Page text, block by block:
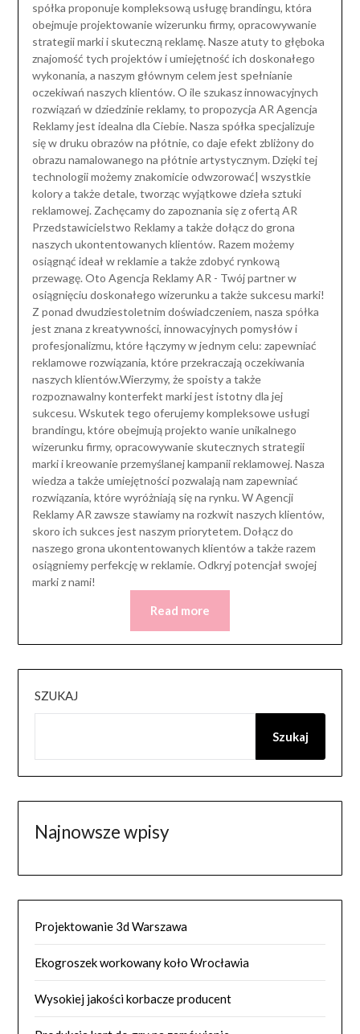
spółka proponuje kompleksową usługę brandingu, która
obejmuje projektowanie wizerunku firmy, opracowywanie
strategii marki i skuteczną reklamę. Nasze atuty to głęboka
znajomość tych projektów i umiejętność ich doskonałego
wykonania, a naszym głównym celem jest spełnianie
oczekiwań naszych klientów. O ile szukasz innowacyjnych
rozwiązań w dziedzinie reklamy, to propozycja AR Agencja
Reklamy jest idealna dla Ciebie. Nasza spółka specjalizuje
się w druku obrazów na płótnie, co daje efekt zbliżony do
obrazu namalowanego na płótnie artystycznym. Dzięki tej
technologii możemy znakomicie odwzorować| wszystkie
kolory a także detale, tworząc wyjątkowe dzieła sztuki
reklamowej. Zachęcamy do zapoznania się z ofertą AR
Przedstawicielstwo Reklamy a także dołącz do grona
naszych ukontentowanych klientów. Razem możemy
osiągnąć ideał w reklamie a także zdobyć rynkową
przewagę. Oto Agencja Reklamy AR - Twój partner w
osiągnięciu doskonałego wizerunku a także sukcesu marki!
Z ponad dwudziestoletnim doświadczeniem, nasza spółka
jest znana z kreatywności, innowacyjnych pomysłów i
profesjonalizmu, które łączymy w jednym celu: zapewniać
reklamowe rozwiązania, które przekraczają oczekiwania
naszych klientów.Wierzymy, że spoisty a także
rozpoznawalny konterfekt marki jest istotny dla jej
sukcesu. Wskutek tego oferujemy kompleksowe usługi
brandingu, które obejmują projekto wanie unikalnego
wizerunku firmy, opracowywanie skutecznych strategii
marki i kreowanie przemyślanej kampanii reklamowej. Nasza
wiedza a także umiejętności pozwalają nam zapewniać
rozwiązania, które wyróżniają się na rynku. W Agencji
Reklamy AR zawsze stawiamy na rozkwit naszych klientów,
skoro ich sukces jest naszym priorytetem. Dołącz do
naszego grona ukontentowanych klientów a także razem
osiągniemy perfekcję w reklamie. Odkryj potencjał swojej
marki z nami!
Read more
SZUKAJ
Szukaj
Najnowsze wpisy
Projektowanie 3d Warszawa
Ekogroszek workowany koło Wrocławia
Wysokiej jakości korbacze producent